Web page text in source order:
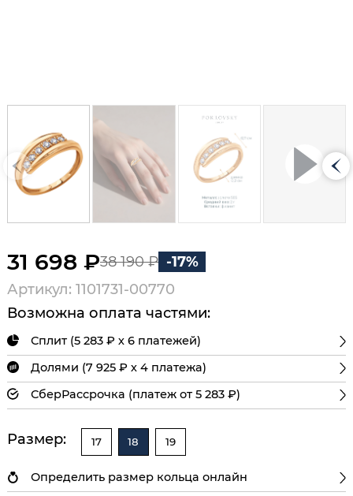
31 698 ₽38 190 ₽ -17%
Артикул: 1101731-00770
Возможна оплата частями:
Сплит (5 283 ₽ х 6 платежей)
Долями (7 925 ₽ х 4 платежа)
СберРассрочка (платеж от 5 283 ₽)
Размер: 17 18 19
Определить размер кольца онлайн